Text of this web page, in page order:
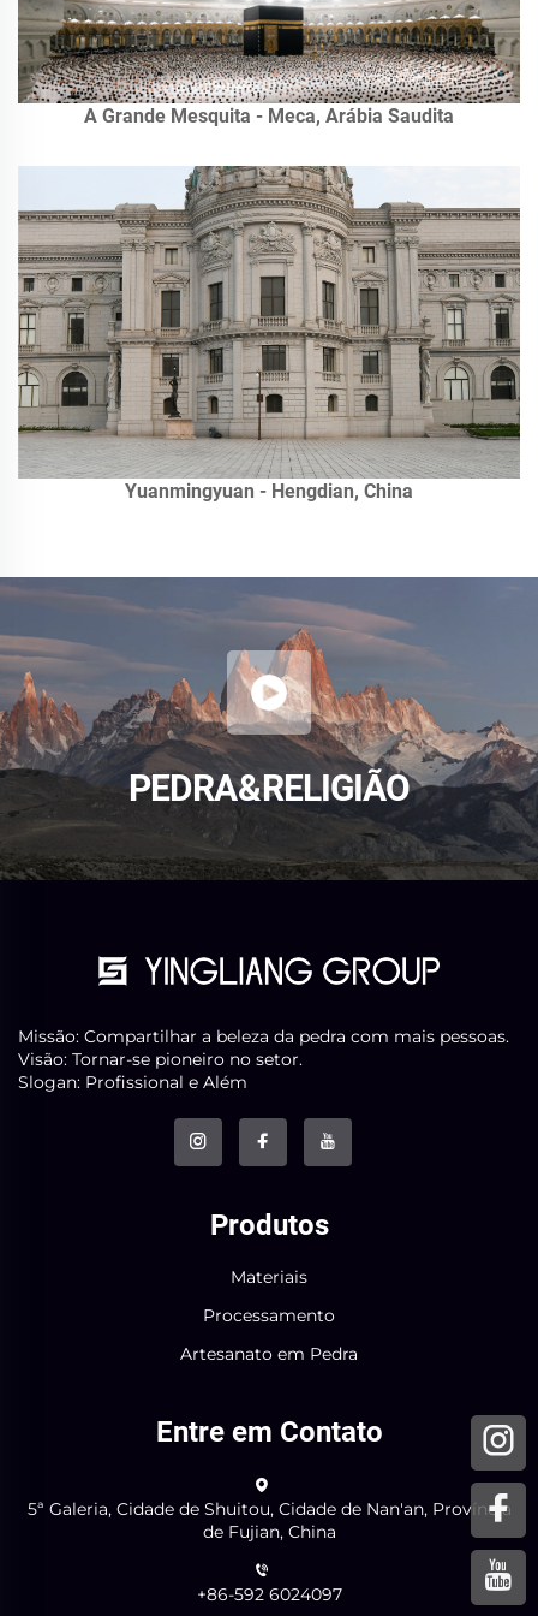
A Grande Mesquita - Meca, Arábia Saudita
Yuanmingyuan - Hengdian, China
PEDRA & RELIGIÃO
Missão: Compartilhar a beleza da pedra com mais pessoas.
Visão: Tornar-se pioneiro no setor.
Slogan: Profissional e Além
Produtos
Materiais
Processamento
Artesanato em Pedra
Entre em Contato
5ª Galeria, Cidade de Shuitou, Cidade de Nan'an, Província
de Fujian, China
+86-592 6024097